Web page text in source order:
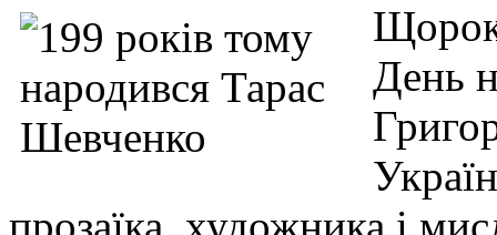
День
прозаїка, художника і